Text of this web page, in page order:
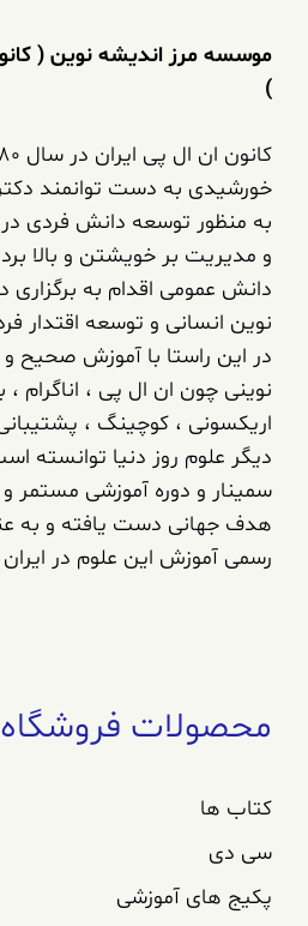
موسسه مرز اندیشه نوین (
)
خورشیدی به دست توانمند
به منظور توسعه دانش فردی در
و مدیریت بر خویشتن و بالا
دانش عمومی اقدام به برگزاری
نوین انسانی و توسعه اقتدار
در این راستا با آموزش صحیح
نوینی چون ان ال پی ، اناگرام ،
اریکسونی ، کوچینگ ،
دیگر علوم روز دنیا توانسته
سمینار و دوره آموزشی مستمر و
هدف جهانی دست یافته و به
رسمی آموزش این علوم در
محصولات فروشگاه
کتاب ها
سی دی
پکیج های آموزشی